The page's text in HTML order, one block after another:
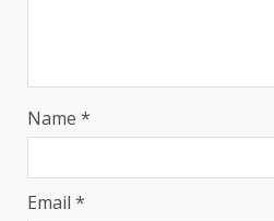
Name *
Email *